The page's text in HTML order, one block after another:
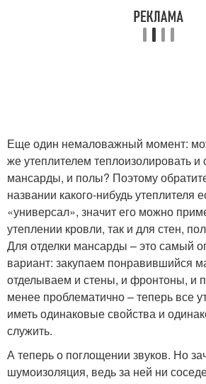
Еще один немаловажный момент:
же утеплителем теплоизолировать и
мансарды, и полы? Поэтому
названии какого-нибудь утеплителя
«универсал», значит его можно
утеплении кровли, так и для стен,
Для отделки мансарды – это самый
вариант: закупаем понравившийся
отделываем и стены, и фронтоны, и
менее проблематично – теперь все
иметь одинаковые свойства и
служить.
А теперь о поглощении звуков. Но
шумоизоляция, ведь за ней ни